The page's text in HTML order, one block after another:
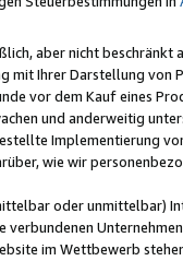
aber nicht beschränkt
mit Ihrer Darstellung von
vor dem Kauf eines
und anderweitig
Implementierung
wie wir
oder unmittelbar)
verbundenen
im Wettbewerb